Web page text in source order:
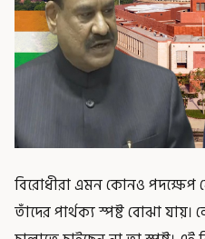
বিরোধীরা এমন কোনও পদক্ষেপ
তাঁদের পার্থক্য স্পষ্ট বোঝা